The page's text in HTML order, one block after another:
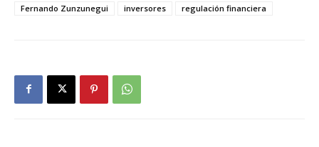
Fernando Zunzunegui
inversores regulación financiera